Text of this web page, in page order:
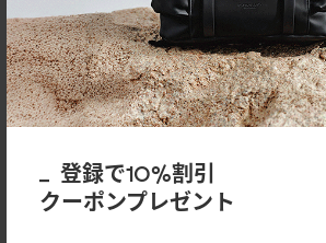
登録で10%割引
クーポンプレゼント
28/06/2026
丞潔
看留言好像很多男生購買,本來怕會太大,完全不會! 尺
後肩背,配牛仔褲非常時尚帥氣, 大推!